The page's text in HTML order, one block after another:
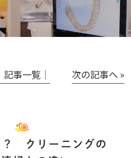
記事一覧│ 次の記事へ »
？ クリーニングの